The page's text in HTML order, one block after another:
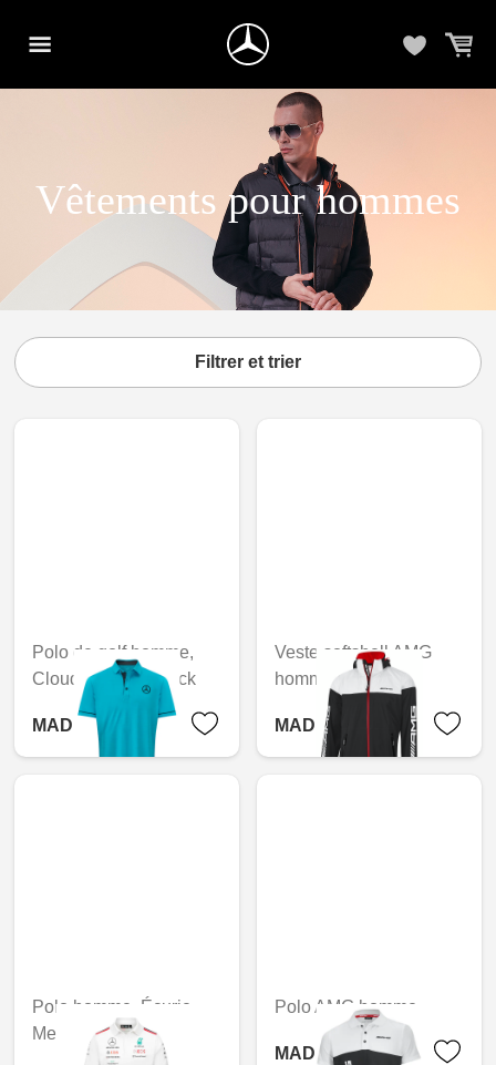
Vêtements pour hommes
Filtrer et trier
Polo de golf homme,
Cloudspun Haystack
MAD 1,190.40
Veste softshell AMG
homme
MAD 3,626.40
Polo homme, Écurie,
Mercedes-AMG F1
Polo AMG homme
MAD 1,653.60